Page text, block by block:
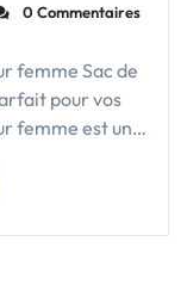
0 Commentaires
femme Sac de
pour vos
femme est un…